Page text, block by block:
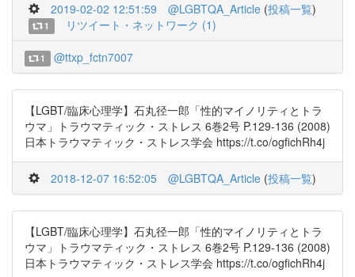
2019-02-02 12:51:59 @LGBTQA_Article (投稿一覧)
1 リツイート・ネットワーク (1)
1 @ttxp_fctn7007
【LGBT/臨床心理学】石丸径一郎「性的マイノリティとトラ
ウマ」トラウマティック・ストレス 6巻2号 P.129-136 (2008)
日本トラウマティック・ストレス学会 https://t.co/ogfichRh4j
2018-12-07 16:52:05 @LGBTQA_Article (投稿一覧)
【LGBT/臨床心理学】石丸径一郎「性的マイノリティとトラ
ウマ」トラウマティック・ストレス 6巻2号 P.129-136 (2008)
日本トラウマティック・ストレス学会 https://t.co/ogfichRh4j